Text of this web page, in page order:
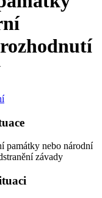
památky nebo národní
závady